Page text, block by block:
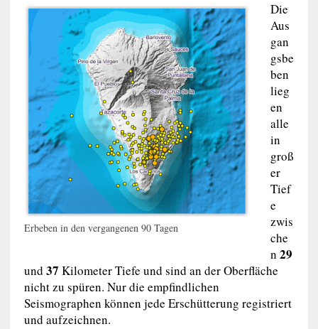
Erbeben in den vergangenen 90 Tagen
Die
Aus
gan
gsbe
ben
lieg
en
alle
in
groß
er
Tief
e
zwis
che
n 29
und 37 Kilometer Tiefe und sind an der Oberfläche
nicht zu spüren. Nur die empfindlichen
Seismographen können jede Erschütterung registriert
und aufzeichnen.